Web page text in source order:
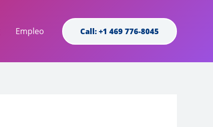
Empleo Call: +1 469 776-8045